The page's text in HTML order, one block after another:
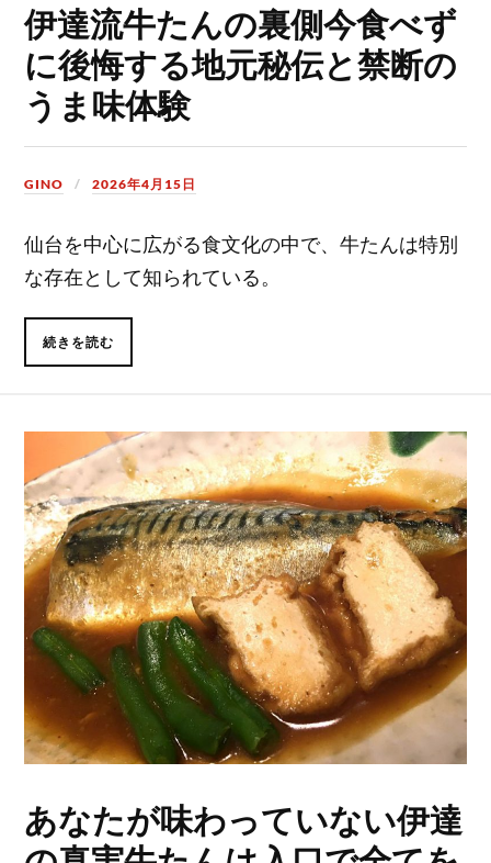
伊達流牛たんの裏側今食べず
に後悔する地元秘伝と禁断の
うま味体験
GINO 2026年4月15日
仙台を中心に広がる食文化の中で、牛たんは特別
な存在として知られている。
続きを読む
あなたが味わっていない伊達